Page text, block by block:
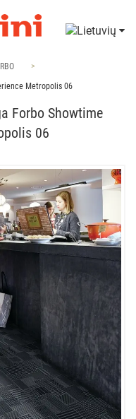
Metropolis 06
Forbo Showtime
06